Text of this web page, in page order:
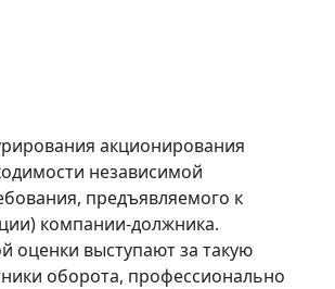
акционирования
независимой
предъявляемого к
компании-должника.
оценки выступают за такую
оборота, профессионально